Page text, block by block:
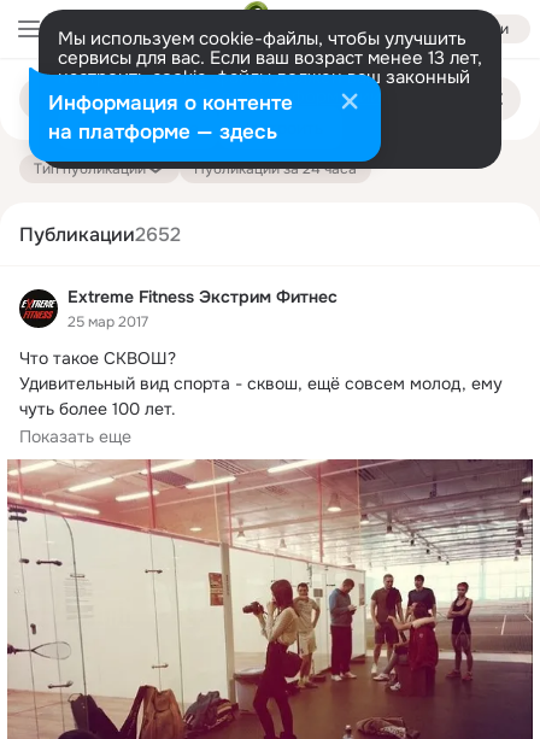
Войти
Мы используем cookie-файлы, чтобы улучшить
сервисы для вас. Если ваш возраст менее 13 лет,
настроить cookie-файлы должен ваш законный
представитель. Больше информации
Разрешить все Настроить
Поиск
публикациям
Тип публикации Публикации за 24 часа
Публикации2652
Extreme Fitness Экстрим Фитнес
25 мар 2017
Что такое СКВОШ?
Удивительный вид спорта - сквош, ещё совсем молод, ему
чуть более 100 лет.
И появился он совсем неблагородно: спасибо...
Показать еще
Информация о контенте
на платформе — здесь